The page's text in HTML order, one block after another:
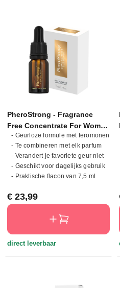
PheroStrong - Fragrance
Free Concentrate For Women
- 7,5 ml
- Geurloze formule met feromonen
- Te combineren met elk parfum
- Verandert je favoriete geur niet
- Geschikt voor dagelijks gebruik
- Praktische flacon van 7,5 ml
Normale prijs:
€ 23,99
direct leverbaar